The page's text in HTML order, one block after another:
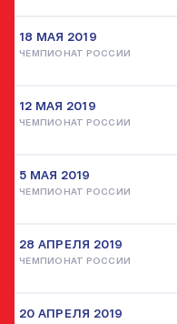
18 МАЯ 2019
ЧЕМПИОНАТ РОССИИ
12 МАЯ 2019
ЧЕМПИОНАТ РОССИИ
5 МАЯ 2019
ЧЕМПИОНАТ РОССИИ
28 АПРЕЛЯ 2019
ЧЕМПИОНАТ РОССИИ
20 АПРЕЛЯ 2019